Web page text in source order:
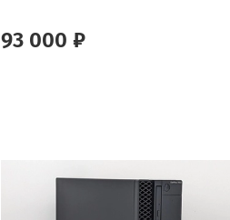
93 000 ₽